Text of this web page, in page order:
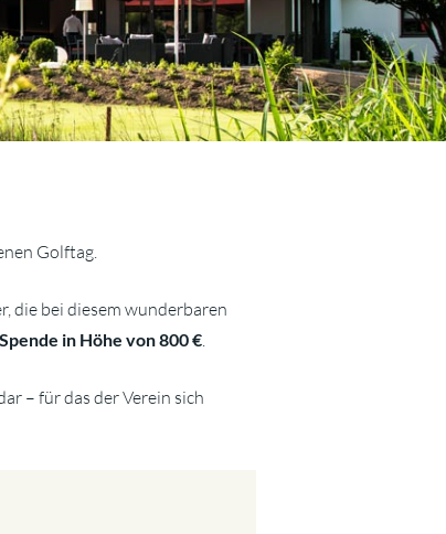
Golftag.
die bei diesem wunderbaren
in Höhe von 800 €
– für das der Verein sich